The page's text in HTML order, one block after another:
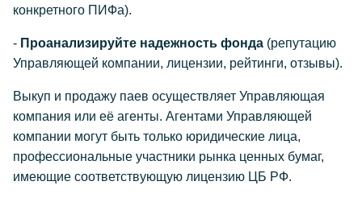
конкретного ПИФа).
- Проанализируйте надежность фонда (репутацию
Управляющей компании, лицензии, рейтинги, отзывы).
Выкуп и продажу паев осуществляет Управляющая
компания или её агенты. Агентами Управляющей
компании могут быть только юридические лица,
профессиональные участники рынка ценных бумаг,
имеющие соответствующую лицензию ЦБ РФ.